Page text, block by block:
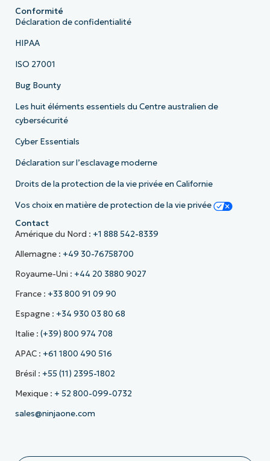
Conformité
Déclaration de confidentialité
HIPAA
ISO 27001
Bug Bounty
Les huit éléments essentiels du Centre australien de
cybersécurité
Cyber Essentials
Déclaration sur l’esclavage moderne
Droits de la protection de la vie privée en Californie
Vos choix en matière de protection de la vie privée
Contact
Amérique du Nord : +1 888 542-8339
Allemagne : +49 30-76758700
Royaume-Uni : +44 20 3880 9027
France : +33 800 91 09 90
Espagne : +34 930 03 80 68
Italie : (+39) 800 974 708
APAC : +61 1800 490 516
Brésil : +55 (11) 2395-1802
Mexique : + 52 800-099-0732
sales@ninjaone.com